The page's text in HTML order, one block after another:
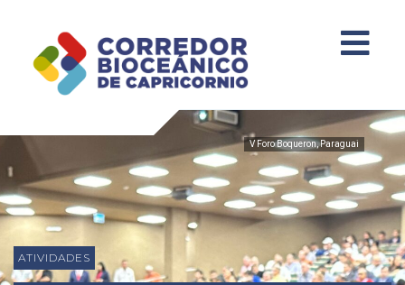
V Foro Boqueron, Paraguai
ATIVIDADES